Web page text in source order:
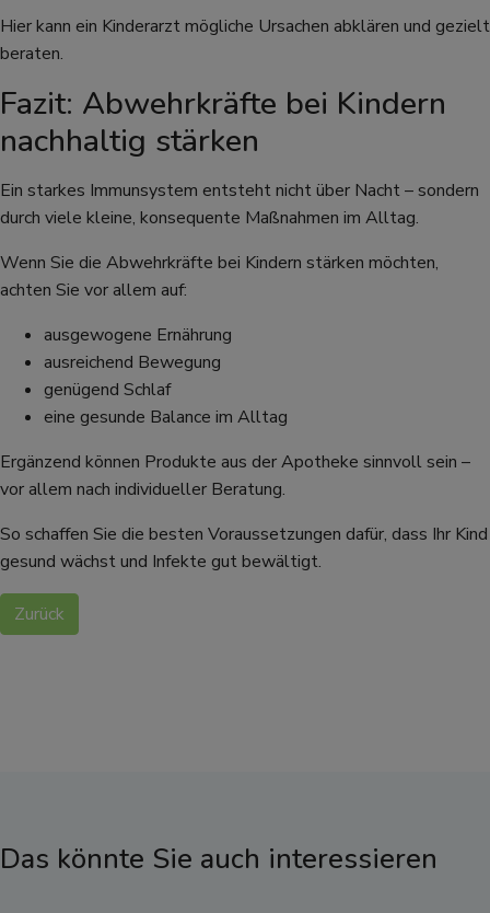
Zurück
Hier kann ein Kinderarzt mögliche Ursachen abklären und gezielt
beraten.
Fazit: Abwehrkräfte bei Kindern
nachhaltig stärken
Ein starkes Immunsystem entsteht nicht über Nacht – sondern
durch viele kleine, konsequente Maßnahmen im Alltag.
Wenn Sie die Abwehrkräfte bei Kindern stärken möchten,
achten Sie vor allem auf:
ausgewogene Ernährung
ausreichend Bewegung
genügend Schlaf
eine gesunde Balance im Alltag
Ergänzend können Produkte aus der Apotheke sinnvoll sein –
vor allem nach individueller Beratung.
So schaffen Sie die besten Voraussetzungen dafür, dass Ihr Kind
gesund wächst und Infekte gut bewältigt.
Das könnte Sie auch interessieren